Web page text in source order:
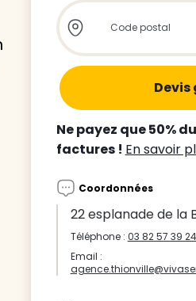
le
de votre enfant
à
mon agence
Store locator
Rechercher
Ne payez que 50%
factures ! En savoir
Coordonnées
22 esplanade de la
Téléphone : 03 82 57 39 24
Email :